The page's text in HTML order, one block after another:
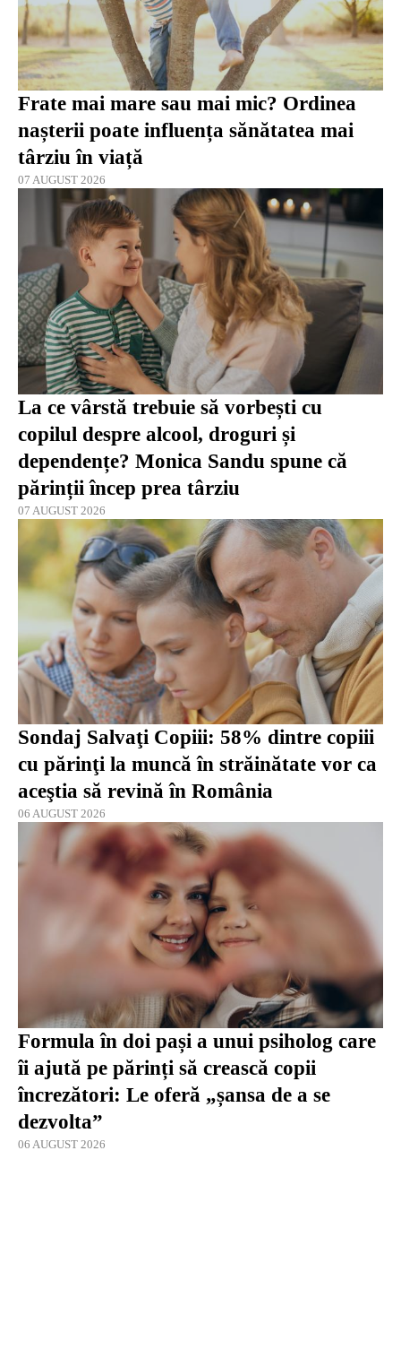
Frate mai mare sau mai mic? Ordinea
nașterii poate influența sănătatea mai
târziu în viață
07 AUGUST 2026
La ce vârstă trebuie să vorbești cu
copilul despre alcool, droguri și
dependențe? Monica Sandu spune că
părinții încep prea târziu
07 AUGUST 2026
Sondaj Salvaţi Copiii: 58% dintre copiii
cu părinţi la muncă în străinătate vor ca
aceştia să revină în România
06 AUGUST 2026
Formula în doi pași a unui psiholog care
îi ajută pe părinți să crească copii
încrezători: Le oferă „șansa de a se
dezvolta”
06 AUGUST 2026